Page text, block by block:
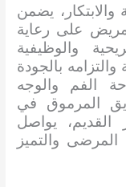
يضمن
على رعاية
والوظيفية
بالجودة
الفم والوجه
المرموق في
يواصل
والتميز